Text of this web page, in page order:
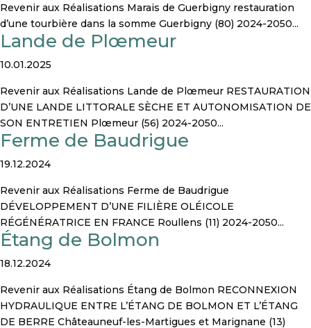
Revenir aux Réalisations Marais de Guerbigny restauration
d’une tourbière dans la somme Guerbigny (80) 2024-2050...
Lande de Plœmeur
10.01.2025
Revenir aux Réalisations Lande de Plœmeur RESTAURATION
D’UNE LANDE LITTORALE SÈCHE ET AUTONOMISATION DE
SON ENTRETIEN Plœmeur (56) 2024-2050...
Ferme de Baudrigue
19.12.2024
Revenir aux Réalisations Ferme de Baudrigue
DÉVELOPPEMENT D’UNE FILIÈRE OLÉICOLE
RÉGÉNÉRATRICE EN FRANCE Roullens (11) 2024-2050...
Étang de Bolmon
18.12.2024
Revenir aux Réalisations Étang de Bolmon RECONNEXION
HYDRAULIQUE ENTRE L’ÉTANG DE BOLMON ET L’ÉTANG
DE BERRE Châteauneuf-les-Martigues et Marignane (13)